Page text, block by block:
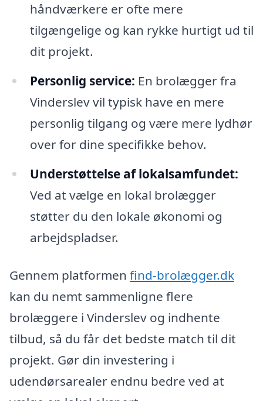
håndværkere er ofte mere
tilgængelige og kan rykke hurtigt ud til
dit projekt.
Personlig service: En brolægger fra
Vinderslev vil typisk have en mere
personlig tilgang og være mere lydhør
over for dine specifikke behov.
Understøttelse af lokalsamfundet:
Ved at vælge en lokal brolægger
støtter du den lokale økonomi og
arbejdspladser.
Gennem platformen find-brolægger.dk
kan du nemt sammenligne flere
brolæggere i Vinderslev og indhente
tilbud, så du får det bedste match til dit
projekt. Gør din investering i
udendørsarealer endnu bedre ved at